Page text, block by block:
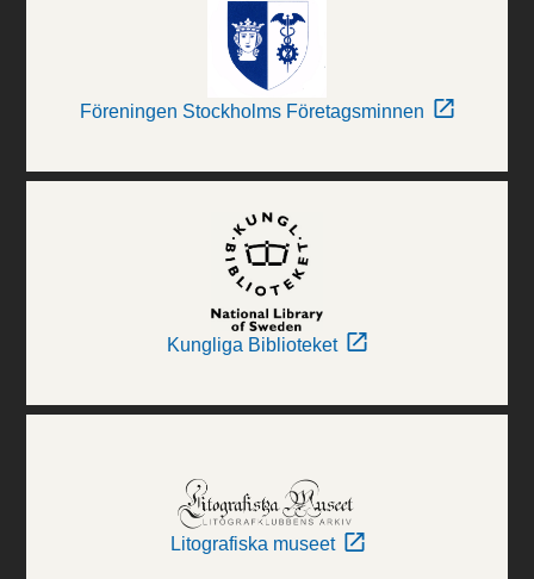
Föreningen Stockholms Företagsminnen
Kungliga Biblioteket
Litografiska museet